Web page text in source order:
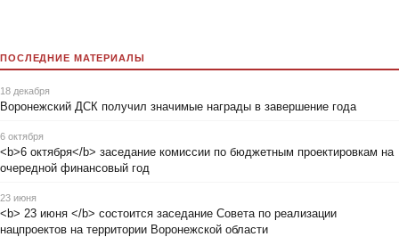
ПОСЛЕДНИЕ МАТЕРИАЛЫ
18 декабря
Воронежский ДСК получил значимые награды в завершение года
6 октября
<b>6 октября</b> заседание комиссии по бюджетным проектировкам на
очередной финансовый год
23 июня
<b> 23 июня </b> состоится заседание Совета по реализации
нацпроектов на территории Воронежской области